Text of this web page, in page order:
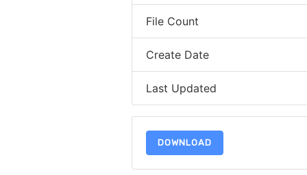
File Count
Create Date
Last Updated
DOWNLOAD